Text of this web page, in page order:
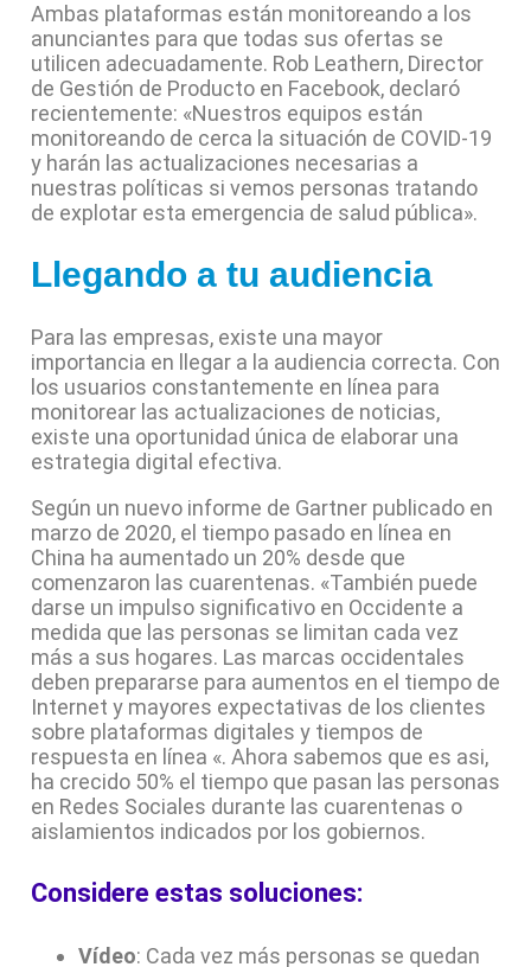
Ambas plataformas están monitoreando a los
anunciantes para que todas sus ofertas se
utilicen adecuadamente. Rob Leathern, Director
de Gestión de Producto en Facebook, declaró
recientemente: «Nuestros equipos están
monitoreando de cerca la situación de COVID-19
y harán las actualizaciones necesarias a
nuestras políticas si vemos personas tratando
de explotar esta emergencia de salud pública».
Llegando a tu audiencia
Para las empresas, existe una mayor
importancia en llegar a la audiencia correcta. Con
los usuarios constantemente en línea para
monitorear las actualizaciones de noticias,
existe una oportunidad única de elaborar una
estrategia digital efectiva.
Según un nuevo informe de Gartner publicado en
marzo de 2020, el tiempo pasado en línea en
China ha aumentado un 20% desde que
comenzaron las cuarentenas. «También puede
darse un impulso significativo en Occidente a
medida que las personas se limitan cada vez
más a sus hogares. Las marcas occidentales
deben prepararse para aumentos en el tiempo de
Internet y mayores expectativas de los clientes
sobre plataformas digitales y tiempos de
respuesta en línea «. Ahora sabemos que es asi,
ha crecido 50% el tiempo que pasan las personas
en Redes Sociales durante las cuarentenas o
aislamientos indicados por los gobiernos.
Considere estas soluciones:
Vídeo: Cada vez más personas se quedan